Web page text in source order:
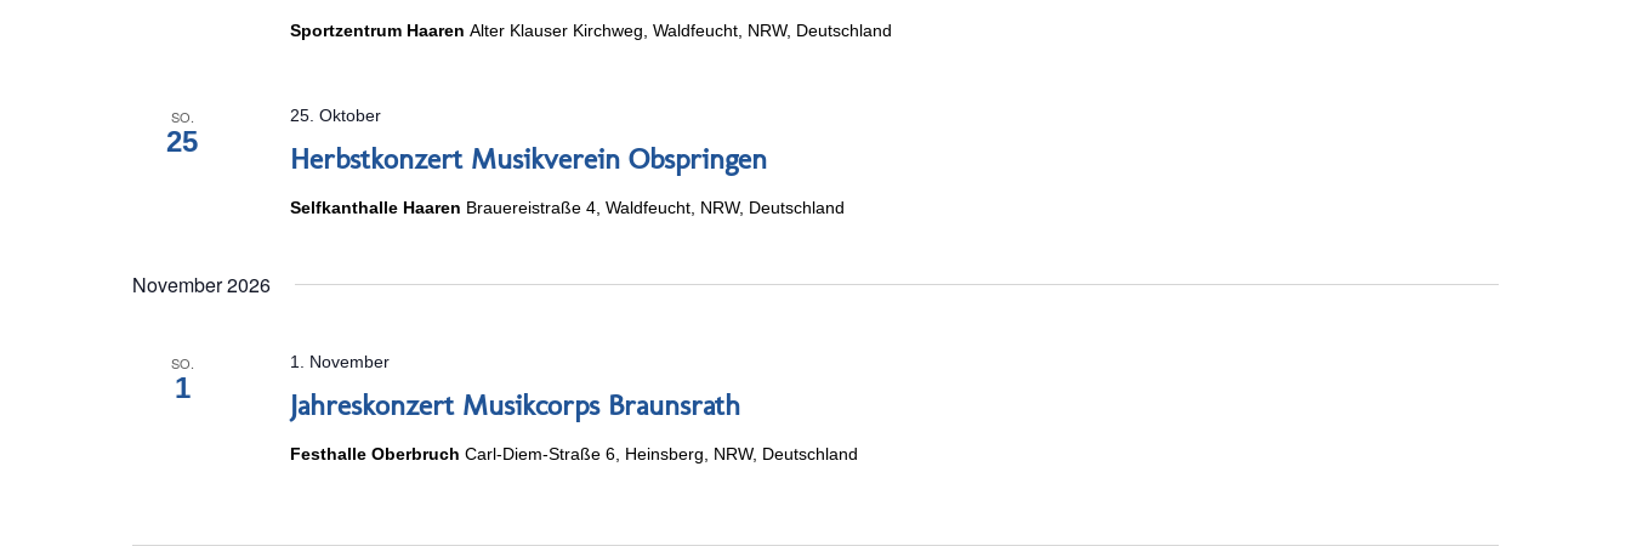
Sportzentrum HaarenAlter Klauser Kirchweg, Waldfeucht, NRW, Deutschland
SO.
25 Herbstkonzert Musikverein Obspringen
25. Oktober
Selfkanthalle Haaren Brauereistraße 4, Waldfeucht, NRW, Deutschland
November 2026
SO.
1 Jahreskonzert Musikcorps Braunsrath
1. November
Festhalle OberbruchCarl-Diem-Straße 6, Heinsberg, NRW, Deutschland